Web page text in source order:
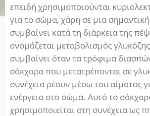
επειδή χρησιμοποιούνται
για το σώμα, χάρη σε μια
συμβαίνει κατά τη διάρκεια της
ονομάζεται μεταβολισμός
συμβαίνει όταν τα τρόφιμα
σάκχαρα που μετατρέπονται σε
συνέχεια ρέουν μέσω του αίματος
ενέργεια στο σώμα. Αυτό το
χρησιμοποιείται στη συνέχεια ως